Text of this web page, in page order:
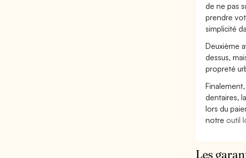
de ne pas
prendre
simplicité
Deuxième
dessus,
propreté
dentaires,
lors du
notre outil
Les